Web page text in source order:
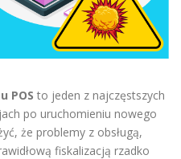
POS to jeden z najczęstszych
po uruchomieniu nowego
że problemy z obsługą,
fiskalizacją rzadko